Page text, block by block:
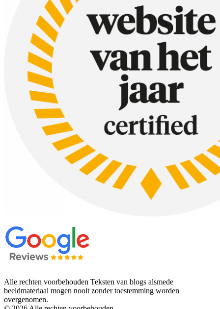
Alle rechten voorbehouden Teksten van blogs alsmede
beeldmateriaal mogen nooit zonder toestemming worden
overgenomen.